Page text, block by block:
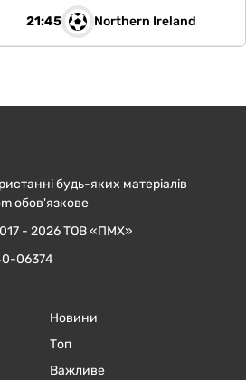
21:45 Northern Ireland
будь-яких матеріалів
обов'язкове
- 2026 ТОВ «ПМХ»
06374
Новини
Топ
Важливе